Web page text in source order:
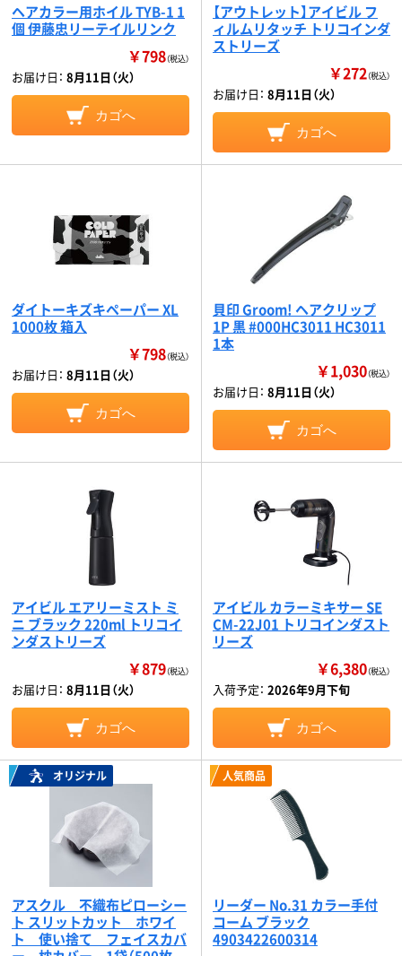
ヘアカラー用ホイル TYB-1 1
個 伊藤忠リーテイルリンク
￥798（税込）
お届け日： 8月11日（火）
カゴへ
【アウトレット】アイビル フ
ィルムリタッチ トリコインダ
ストリーズ
￥272（税込）
お届け日： 8月11日（火）
カゴへ
ダイトーキズキペーパー XL
1000枚 箱入
￥798（税込）
お届け日： 8月11日（火）
カゴへ
貝印 Groom! ヘアクリップ
1P 黒 #000HC3011 HC3011
1本
￥1,030（税込）
お届け日： 8月11日（火）
カゴへ
アイビル エアリーミスト ミ
ニ ブラック 220ml トリコイ
ンダストリーズ
￥879（税込）
お届け日： 8月11日（火）
カゴへ
アイビル カラーミキサー SE
CM-22J01 トリコインダスト
リーズ
￥6,380（税込）
入荷予定： 2026年9月下旬
カゴへ
オリジナル
アスクル 不織布ピローシー
ト スリットカット ホワイ
ト 使い捨て フェイスカバ
人気商品
リーダー No.31 カラー手付
コーム ブラック
4903422600314